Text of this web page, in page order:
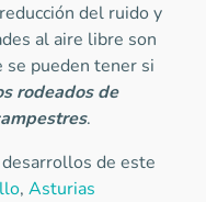
del ruido y
al aire libre son
se pueden tener si
rodeados de
.
de este
, Asturias